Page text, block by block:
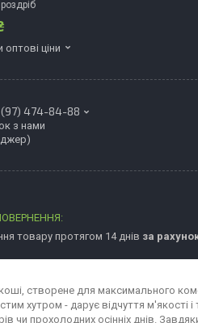
ціни
474-84-88
з нами
товару протягом 14 днів за
створене для максимального
хутром - дарує відчуття м'якості
чи прохолодних осінніх днів.